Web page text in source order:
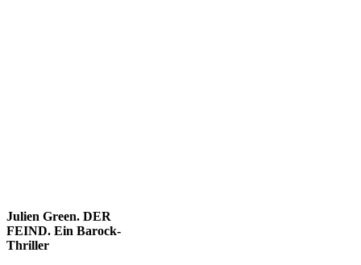
Julien Green. DER
FEIND. Ein Barock-
Thriller